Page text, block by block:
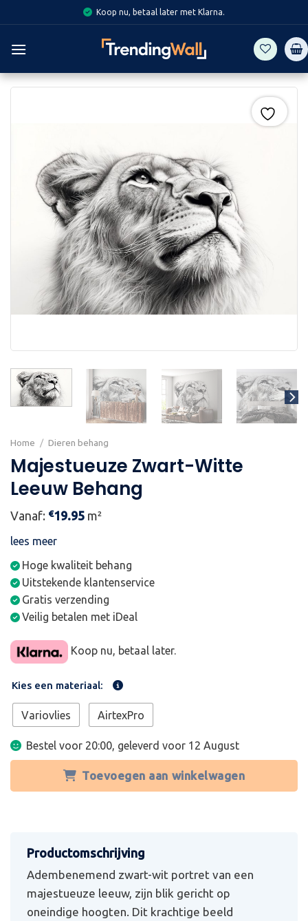
to
content
Koop nu, betaal later met Klarna.
Home / Dieren behang
Majestueuze Zwart-Witte
Leeuw Behang
Vanaf: €19.95 m²
lees meer
Hoge kwaliteit behang
Uitstekende klantenservice
Gratis verzending
Veilig betalen met iDeal
Koop nu, betaal later.
Kies een materiaal:
Variovlies AirtexPro
Bestel voor 20:00, geleverd voor 12 August
Toevoegen aan winkelwagen
Adembenemend zwart-wit portret van een
majestueuze leeuw, zijn blik gericht op
oneindige hoogten. Dit krachtige beeld